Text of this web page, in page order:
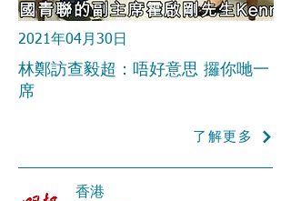
2021年04月30日
林鄭訪查毅超：唔好意思 攞你哋一
席
了解更多
香港